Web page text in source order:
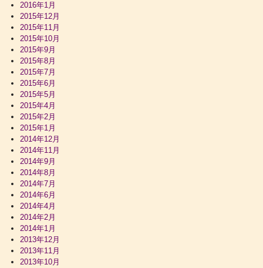
2016年1月
2015年12月
2015年11月
2015年10月
2015年9月
2015年8月
2015年7月
2015年6月
2015年5月
2015年4月
2015年2月
2015年1月
2014年12月
2014年11月
2014年9月
2014年8月
2014年7月
2014年6月
2014年4月
2014年2月
2014年1月
2013年12月
2013年11月
2013年10月